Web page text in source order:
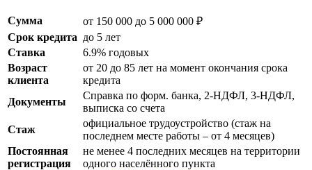
Сумма
от 150 000 до 5 000 000 ₽
Срок кредита до 5 лет
Ставка
6.9% годовых
Возраст
клиента
от 20 до 85 лет на момент окончания срока
кредита
Документы
Справка по форм. банка, 2-НДФЛ, 3-НДФЛ,
выписка со счета
Стаж
официальное трудоустройство (стаж на
последнем месте работы – от 4 месяцев)
Постоянная
регистрация
не менее 4 последних месяцев на территории
одного населённого пункта